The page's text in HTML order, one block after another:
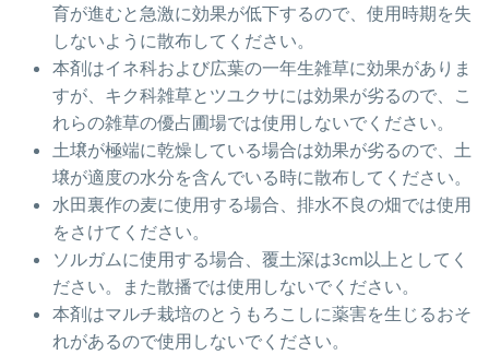
育が進むと急激に効果が低下するので、使用時期を失
しないように散布してください。
本剤はイネ科および広葉の一年生雑草に効果がありま
すが、キク科雑草とツユクサには効果が劣るので、こ
れらの雑草の優占圃場では使用しないでください。
土壌が極端に乾燥している場合は効果が劣るので、土
壌が適度の水分を含んでいる時に散布してください。
水田裏作の麦に使用する場合、排水不良の畑では使用
をさけてください。
ソルガムに使用する場合、覆土深は3cm以上としてく
ださい。また散播では使用しないでください。
本剤はマルチ栽培のとうもろこしに薬害を生じるおそ
れがあるので使用しないでください。